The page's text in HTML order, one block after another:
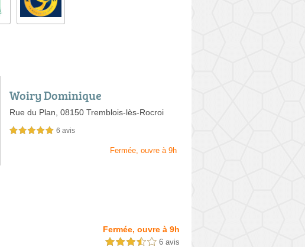
Woiry Dominique
Rue du Plan, 08150 Tremblois-lès-Rocroi
5,0 étoiles sur 5 6 avis
Fermée, ouvre à 9h
Fermée, ouvre à 9h
3,5 étoiles sur 5 6 avis